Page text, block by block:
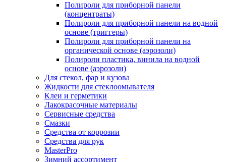
Полироли для приборной панели
(концентраты)
Полироли для приборной панели на водной
основе (триггеры)
Полироли для приборной панели на
органической основе (аэрозоли)
Полироли пластика, винила на водной
основе (аэрозоли)
Для стекол, фар и кузова
Жидкости для стеклоомывателя
Клеи и герметики
Лакокрасочные материалы
Сервисные средства
Смазки
Средства от коррозии
Средства для рук
MasterPro
Зимний ассортимент